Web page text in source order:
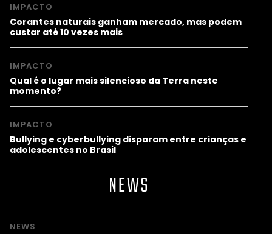
IMPACTO
Corantes naturais ganham mercado, mas podem
custar até 10 vezes mais
IMPACTO
Qual é o lugar mais silencioso da Terra neste
momento?
IMPACTO
Bullying e cyberbullying disparam entre crianças e
adolescentes no Brasil
NEWS
NEWS